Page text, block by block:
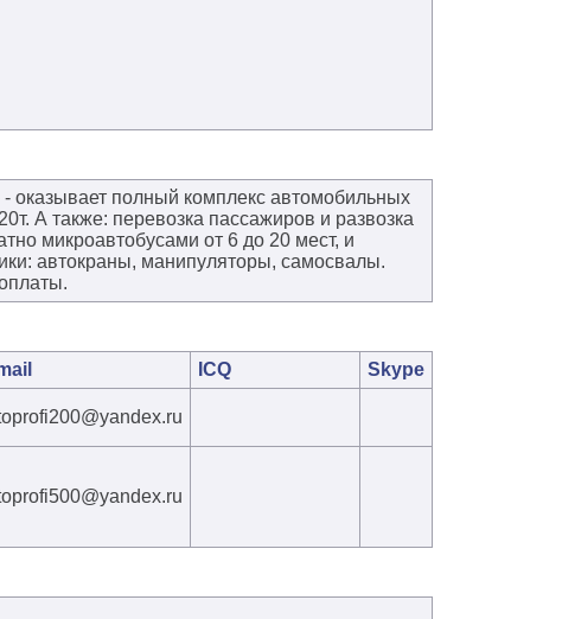
полный комплекс автомобильных
А также: перевозка пассажиров и развозка
микроавтобусами от 6 до 20 мест, и
автокраны, манипуляторы, самосвалы.
ICQ
Skype